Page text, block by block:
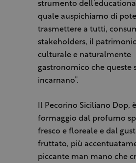
strumento
quale auspichiamo di
trasmettere a tutti,
stakeholders, il
culturale e naturalmente
gastronomico che queste
incarnano”.
Il Pecorino Siciliano Dop,
formaggio dal profumo
fresco e floreale e dal
fruttato, più
piccante man mano che